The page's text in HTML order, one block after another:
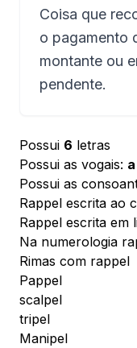
Coisa que
o pagamento
montante ou
pendente.
Possui 6 letras
Possui as vogais:
Possui as
Rappel escrita ao
Rappel escrita em
Na numerologia
Rimas com rappel
Pappel
scalpel
tripel
Manipel